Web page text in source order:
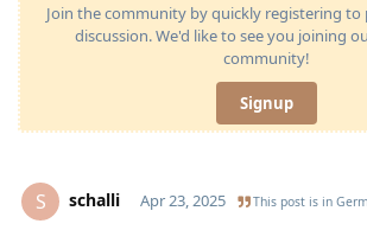
Join the community by quickly registering to
discussion. We'd like to see you joining
community!
Signup
S schalli Apr 23, 2025 This post is in